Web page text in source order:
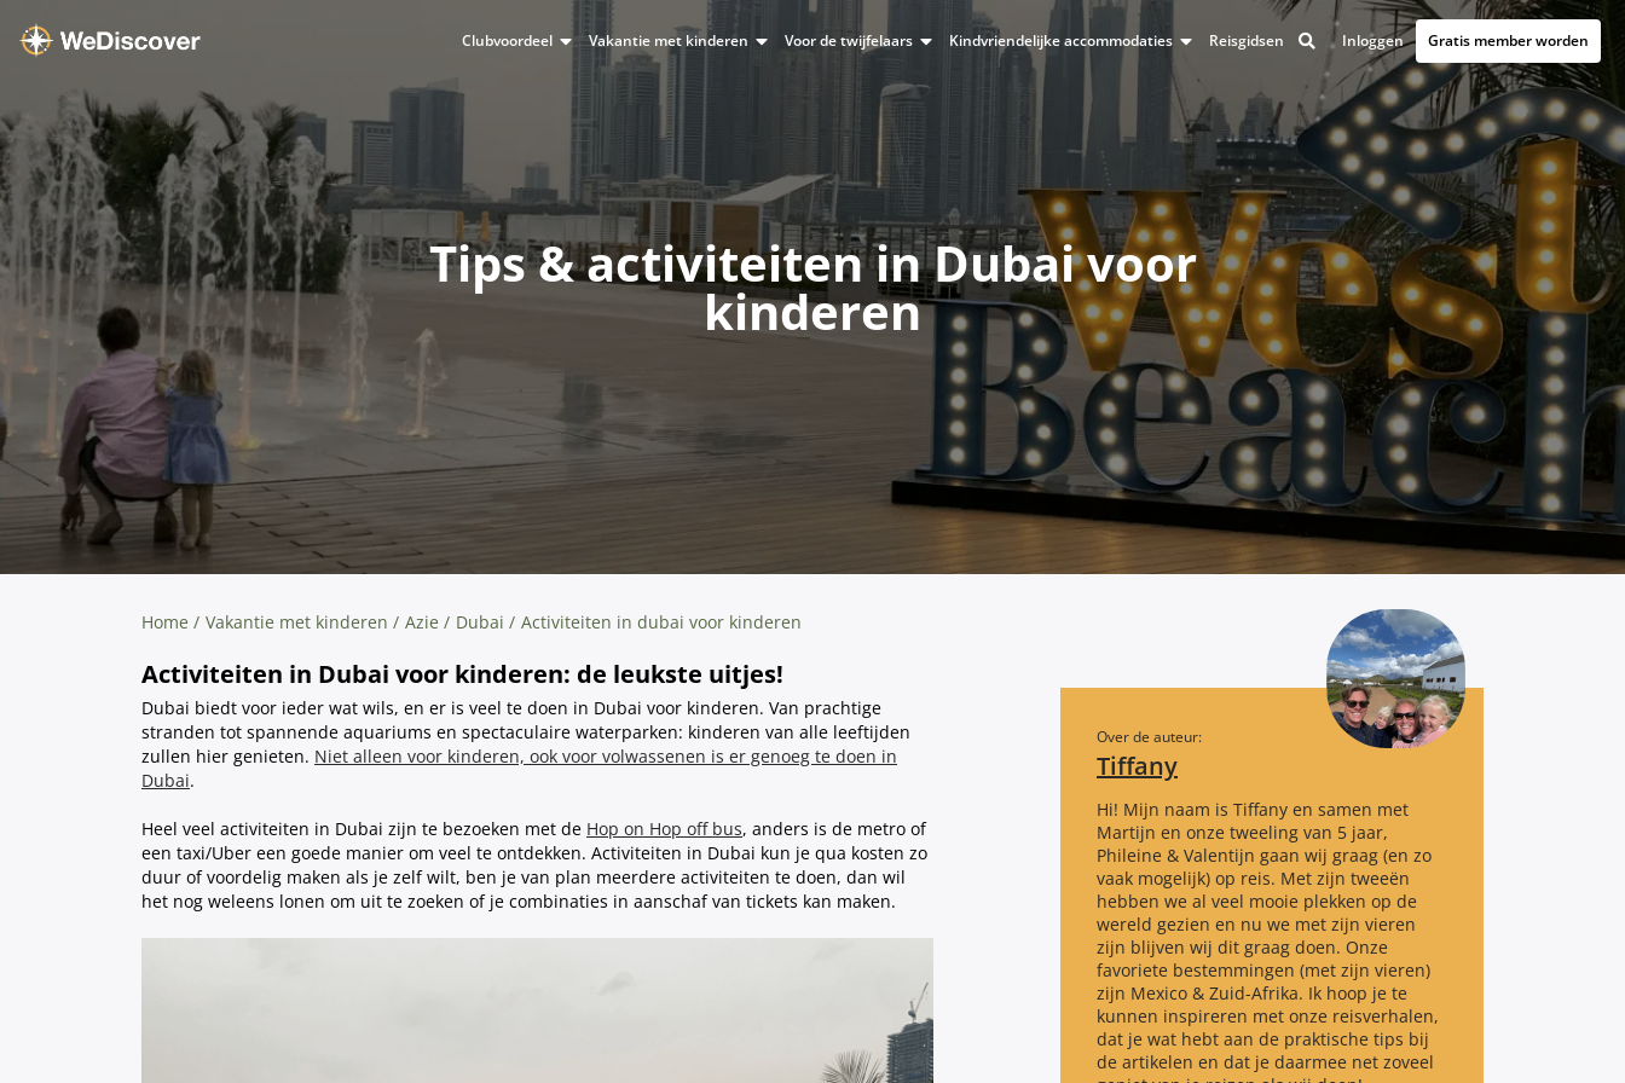
Clubvoordeel Vakantie met kinderen Voor de twijfelaars Kindvriendelijke accommodaties Reisgidsen Inloggen Gratis member worden
Tips & activiteiten in Dubai voor
kinderen
Home Vakantie met kinderen Azie Dubai Activiteiten in dubai voor kinderen
Activiteiten in Dubai voor kinderen: de leukste uitjes!
Dubai biedt voor ieder wat wils, en er is veel te doen in Dubai voor kinderen. Van prachtige
stranden tot spannende aquariums en spectaculaire waterparken: kinderen van alle leeftijden
zullen hier genieten. Niet alleen voor kinderen, ook voor volwassenen is er genoeg te doen in
Dubai.
Heel veel activiteiten in Dubai zijn te bezoeken met de Hop on Hop off bus, anders is de metro of
een taxi/Uber een goede manier om veel te ontdekken. Activiteiten in Dubai kun je qua kosten zo
duur of voordelig maken als je zelf wilt, ben je van plan meerdere activiteiten te doen, dan wil
het nog weleens lonen om uit te zoeken of je combinaties in aanschaf van tickets kan maken.
Over de auteur:
Tiffany
Hi! Mijn naam is Tiffany en samen met
Martijn en onze tweeling van 5 jaar,
Phileine & Valentijn gaan wij graag (en zo
vaak mogelijk) op reis. Met zijn tweeën
hebben we al veel mooie plekken op de
wereld gezien en nu we met zijn vieren
zijn blijven wij dit graag doen. Onze
favoriete bestemmingen (met zijn vieren)
zijn Mexico & Zuid-Afrika. Ik hoop je te
kunnen inspireren met onze reisverhalen,
dat je wat hebt aan de praktische tips bij
de artikelen en dat je daarmee net zoveel